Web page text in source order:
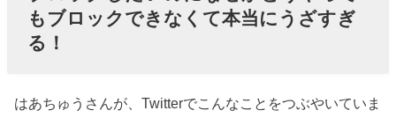
もブロックできなくて本当にうざすぎ
る！
はあちゅうさんが、Twitterでこんなことをつぶやいていま